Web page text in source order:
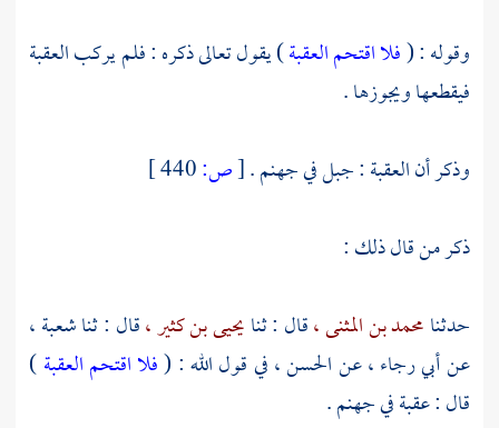
وقوله : (فلا اقتحم العقبة) يقول تعالى ذكره : فلم يركب العقبة
فيقطعها ويجوزها .
وذكر أن العقبة : جبل في جهنم .[ص:
ذكر من قال ذلك :
حدثنامحمد بن المثنى ،قال : ثنايحيى بن كثير ،قال : ثناشعبة ،
عنأبي رجاء ،عنالحسن ،في قول الله : (فلا اقتحم العقبة)
قال : عقبة في جهنم .